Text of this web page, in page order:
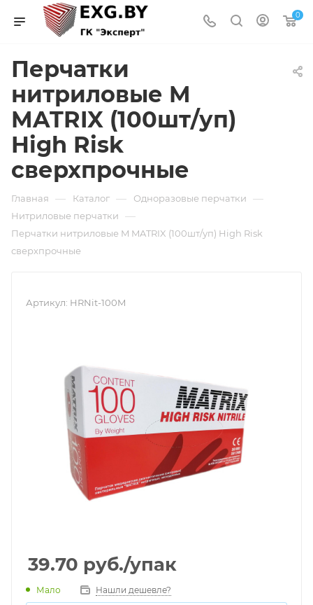
0
Перчатки
нитриловые M
MATRIX (100шт/уп)
High Risk
сверхпрочные
Главная — Каталог — Одноразовые перчатки —
Нитриловые перчатки —
Перчатки нитриловые M MATRIX (100шт/уп) High Risk
сверхпрочные
Артикул: HRNit-100M
39.70 руб./упак
Мало Нашли дешевле?